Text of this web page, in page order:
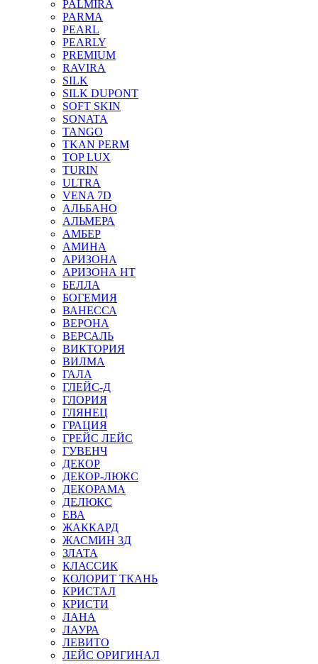
PALMIRA
PARMA
PEARL
PEARLY
PREMIUM
RAVIRA
SILK
SILK DUPONT
SOFT SKIN
SONATA
TANGO
TKAN PERM
TOP LUX
TURIN
ULTRA
VENA 7D
АЛЬБАНО
АЛЬМЕРА
АМБЕР
АМИНА
АРИЗОНА
АРИЗОНА НТ
БЕЛЛА
БОГЕМИЯ
ВАНЕССА
ВЕРОНА
ВЕРСАЛЬ
ВИКТОРИЯ
ВИЛМА
ГАЛА
ГЛЕЙС-Д
ГЛОРИЯ
ГЛЯНЕЦ
ГРАЦИЯ
ГРЕЙС ЛЕЙС
ГУВЕНЧ
ДЕКОР
ДЕКОР-ЛЮКС
ДЕКОРАМА
ДЕЛЮКС
ЕВА
ЖАККАРД
ЖАСМИН 3Д
ЗЛАТА
КЛАССИК
КОЛОРИТ ТКАНЬ
КРИСТАЛ
КРИСТИ
ЛАНА
ЛАУРА
ЛЕВИТО
ЛЕЙС ОРИГИНАЛ